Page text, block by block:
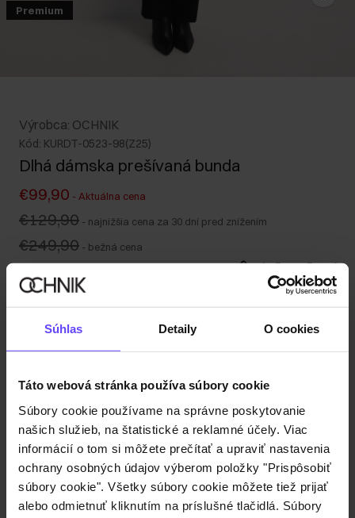
Súhlas Detaily O cookies
Táto webová stránka používa súbory cookie
Súbory cookie používame na správne poskytovanie
našich služieb, na štatistické a reklamné účely. Viac
informácií o tom si môžete prečítať a upraviť nastavenia
ochrany osobných údajov výberom položky "Prispôsobiť
súbory cookie". Všetky súbory cookie môžete tiež prijať
alebo odmietnuť kliknutím na príslušné tlačidlá. Súbory
Premium
Výrobca: OCHNIK
Kód: KURDT-0523-98(Z25)
Dlhá dámska prešívaná bunda
€99,90 - Aktuálna cena
€129,90 - najnižšia cena za 30 dní pred znížením
€249,90 - bežná cena
Tabuľka veľkostí
Vyberte veľkosť
Naša modelka meria 178 cm a má na sebe veľkosť S.
Popis produktu
Detaily
Zloženie
Recenzie